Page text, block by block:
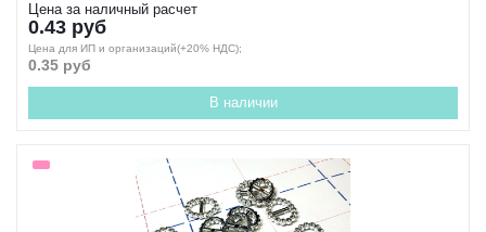
Цена за наличный расчет
0.43 руб
Цена для ИП и организаций(+20% НДС);
0.35 руб
В наличии